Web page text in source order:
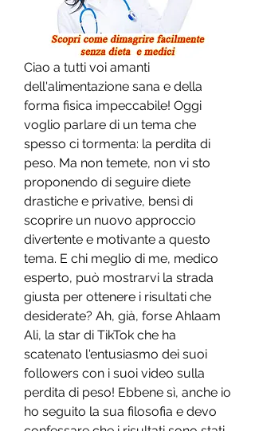
Ciao a tutti voi amanti
dell'alimentazione sana e della
forma fisica impeccabile! Oggi
voglio parlare di un tema che
spesso ci tormenta: la perdita di
peso. Ma non temete, non vi sto
proponendo di seguire diete
drastiche e privative, bensì di
scoprire un nuovo approccio
divertente e motivante a questo
tema. E chi meglio di me, medico
esperto, può mostrarvi la strada
giusta per ottenere i risultati che
desiderate? Ah, già, forse Ahlaam
Ali, la star di TikTok che ha
scatenato l'entusiasmo dei suoi
followers con i suoi video sulla
perdita di peso! Ebbene sì, anche io
ho seguito la sua filosofia e devo